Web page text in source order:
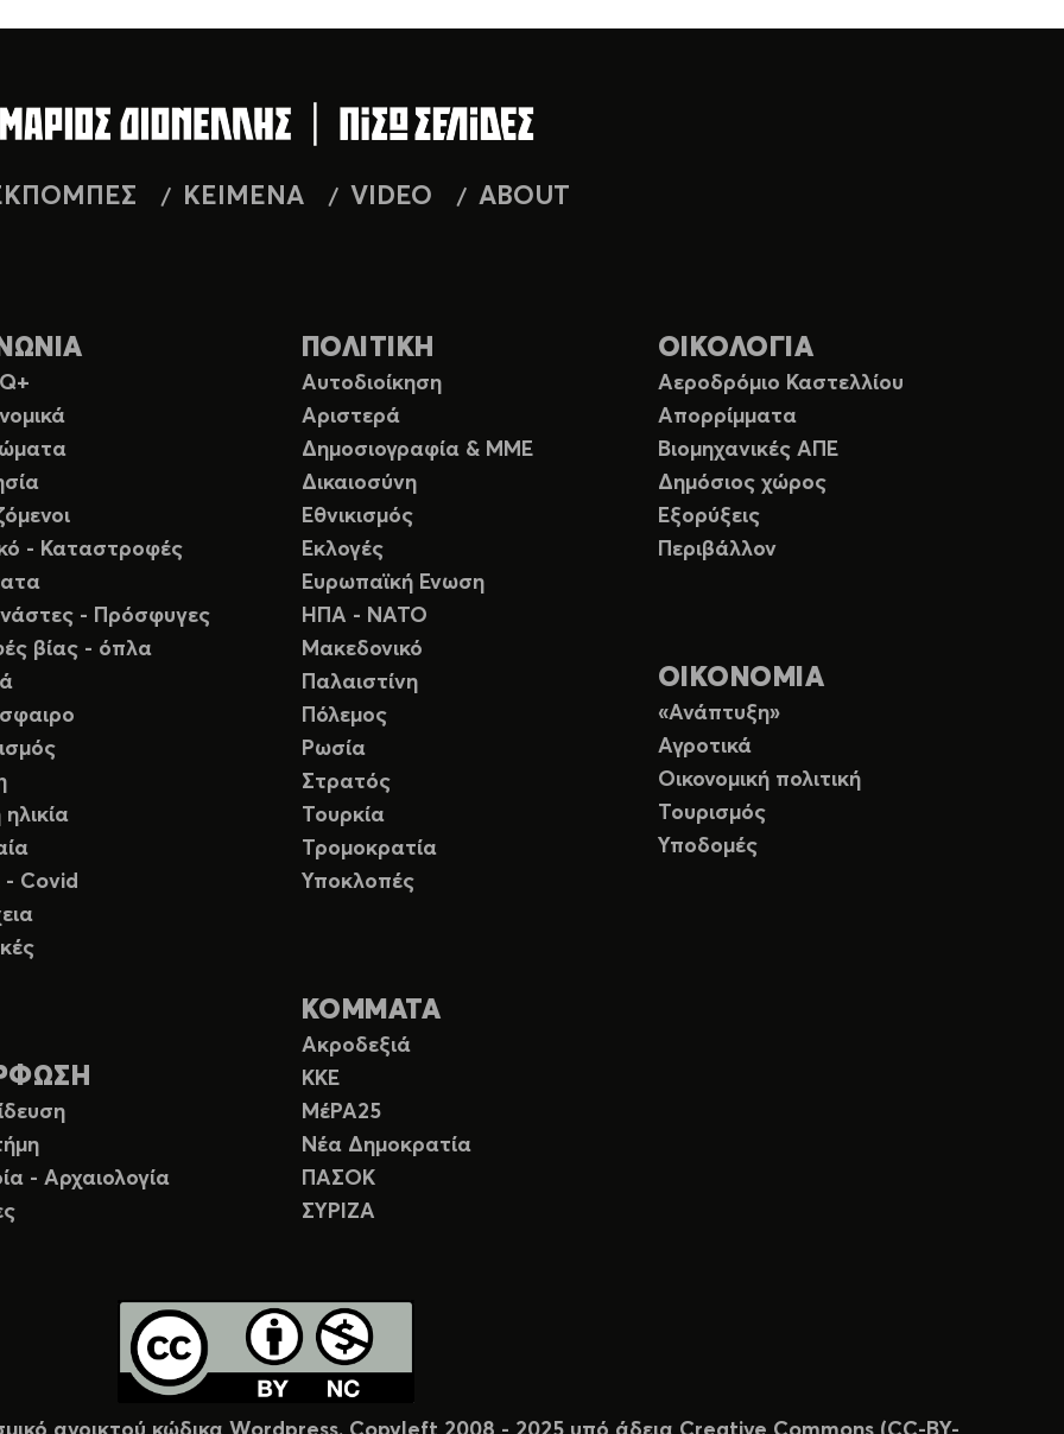
ΚΕΙΜΕΝΑ VIDEO ABOUT
- Καταστροφές
- Πρόσφυγες
βίας - όπλα
ηλικία
- Covid
- Αρχαιολογία
ΠΟΛΙΤΙΚΗ
Αυτοδιοίκηση
Αριστερά
Δημοσιογραφία & ΜΜΕ
Δικαιοσύνη
Εθνικισμός
Εκλογές
Ευρωπαϊκή Ενωση
ΗΠΑ - ΝΑΤΟ
Μακεδονικό
Παλαιστίνη
Πόλεμος
Ρωσία
Στρατός
Τουρκία
Τρομοκρατία
Υποκλοπές
ΚΟΜΜΑΤΑ
Ακροδεξιά
ΚΚΕ
ΜέΡΑ25
Νέα Δημοκρατία
ΠΑΣΟΚ
ΣΥΡΙΖΑ
ΟΙΚΟΛΟΓΙΑ
Αεροδρόμιο Καστελλίου
Απορρίμματα
Βιομηχανικές ΑΠΕ
Δημόσιος χώρος
Εξορύξεις
Περιβάλλον
ΟΙΚΟΝΟΜΙΑ
«Ανάπτυξη»
Αγροτικά
Οικονομική πολιτική
Τουρισμός
Υποδομές